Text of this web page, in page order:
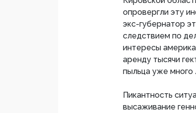
опровергли эту
экс-губернатор
следствием по
интересы
аренду тысячи
пыльца уже много
Пикантность
высаживание